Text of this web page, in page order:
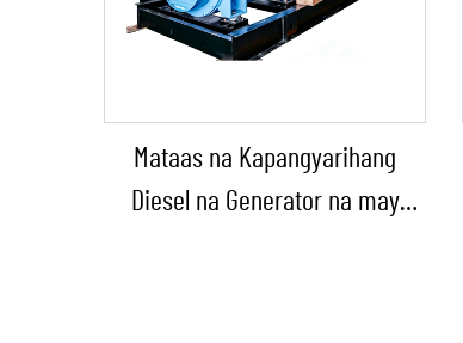
Mataas na Kapangyarihang
Diesel na Generator na may